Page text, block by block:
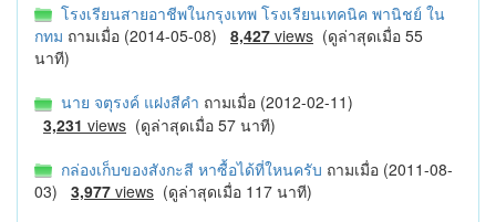
โรงเรียนสายอาชีพในกรุงเทพ โรงเรียนเทคนิค พานิชย์ ใน
กทม ถามเมื่อ (2014-05-08) 8,427 views (ดูล่าสุดเมื่อ 55
นาที)
นาย จตุรงค์ แฝงสีคำ ถามเมื่อ (2012-02-11)
3,231 views (ดูล่าสุดเมื่อ 57 นาที)
กล่องเก็บของสังกะสี หาซื้อได้ที่ใหนครับ ถามเมื่อ (2011-08-
03) 3,977 views (ดูล่าสุดเมื่อ 117 นาที)